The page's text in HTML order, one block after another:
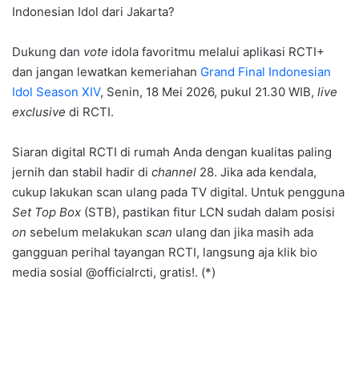
Indonesian Idol dari Jakarta?
Dukung dan vote idola favoritmu melalui aplikasi RCTI+
dan jangan lewatkan kemeriahan Grand Final Indonesian
Idol Season XIV, Senin, 18 Mei 2026, pukul 21.30 WIB, live
exclusive di RCTI.
Siaran digital RCTI di rumah Anda dengan kualitas paling
jernih dan stabil hadir di channel 28. Jika ada kendala,
cukup lakukan scan ulang pada TV digital. Untuk pengguna
Set Top Box (STB), pastikan fitur LCN sudah dalam posisi
on sebelum melakukan scan ulang dan jika masih ada
gangguan perihal tayangan RCTI, langsung aja klik bio
media sosial @officialrcti, gratis!. (*)